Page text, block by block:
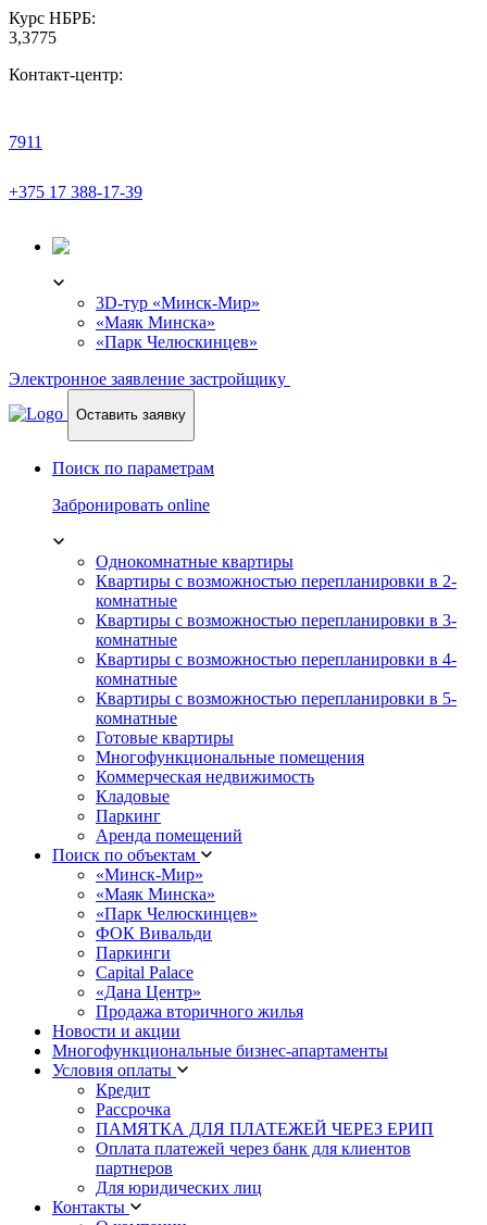
Курс НБРБ:
3,3775
Контакт-центр:
7911
+375 17 388-17-39
3D-тур «Минск-Мир»
«Маяк Минска»
«Парк Челюскинцев»
Электронное заявление застройщику
Оставить заявку
Поиск по параметрам
Забронировать online
Однокомнатные квартиры
Квартиры с возможностью перепланировки в 2-
комнатные
Квартиры с возможностью перепланировки в 3-
комнатные
Квартиры с возможностью перепланировки в 4-
комнатные
Квартиры с возможностью перепланировки в 5-
комнатные
Готовые квартиры
Многофункциональные помещения
Коммерческая недвижимость
Кладовые
Паркинг
Аренда помещений
Поиск по объектам
«Минск-Мир»
«Маяк Минска»
«Парк Челюскинцев»
ФОК Вивальди
Паркинги
Capital Palace
«Дана Центр»
Продажа вторичного жилья
Новости и акции
Многофункциональные бизнес-апартаменты
Условия оплаты
Кредит
Рассрочка
ПАМЯТКА ДЛЯ ПЛАТЕЖЕЙ ЧЕРЕЗ ЕРИП
Оплата платежей через банк для клиентов
партнеров
Для юридических лиц
Контакты